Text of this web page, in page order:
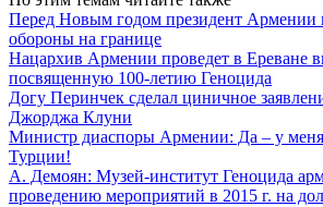
Перед Новым годом президент Армении
обороны на границе
Нацархив Армении проведет в Ереване
посвященную 100-летию Геноцида
Догу Перинчек сделал циничное
Джорджа Клуни
Министр диаспоры Армении: Да – у меня
Турции!
А. Демоян: Музей-институт Геноцида
проведению мероприятий в 2015 г. на